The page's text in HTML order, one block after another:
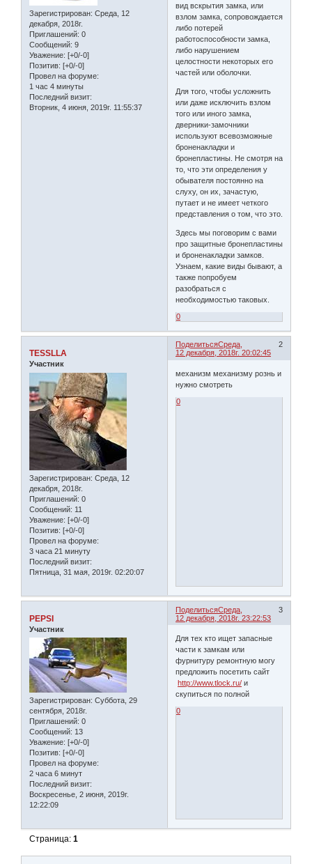
Зарегистрирован: Среда, 12
декабря, 2018г.
Приглашений: 0
Сообщений: 9
Уважение: [+0/-0]
Позитив: [+0/-0]
Провел на форуме:
1 час 4 минуты
Последний визит:
Вторник, 4 июня, 2019г. 11:55:37
вид вскрытия замка, или
взлом замка, сопровождается
либо потерей
работоспособности замка,
либо нарушением
целостности некоторых его
частей или оболочки.
Для того, чтобы усложнить
или даже исключить взлом
того или иного замка,
дверники-замочники
используют всевозможные
броненакладки и
бронепластины. Не смотря на
то, что эти определения у
обывателя постоянно на
слуху, он их, зачастую,
путает и не имеет четкого
представления о том, что это.
Здесь мы поговорим с вами
про защитные бронепластины
и броненакладки замков.
Узнаем, какие виды бывают, а
также попробуем
разобраться с
необходимостью таковых.
0
Поделиться 2
Среда,
12 декабря, 2018г. 20:02:45
TESSLLA
Участник
Зарегистрирован: Среда, 12
декабря, 2018г.
Приглашений: 0
Сообщений: 11
Уважение: [+0/-0]
Позитив: [+0/-0]
Провел на форуме:
3 часа 21 минуту
Последний визит:
Пятница, 31 мая, 2019г. 02:20:07
механизм механизму рознь и
нужно смотреть
0
Поделиться 3
Среда,
12 декабря, 2018г. 23:22:53
PEPSI
Участник
Зарегистрирован: Суббота, 29
сентября, 2018г.
Приглашений: 0
Сообщений: 13
Уважение: [+0/-0]
Позитив: [+0/-0]
Провел на форуме:
2 часа 6 минут
Последний визит:
Воскресенье, 2 июня, 2019г.
12:22:09
Для тех кто ищет запасные
части к замкам или
фурнитуру ремонтную могу
предложить посетить сайт
http://www.tlock.ru/ и
скупиться по полной
0
Страница:1